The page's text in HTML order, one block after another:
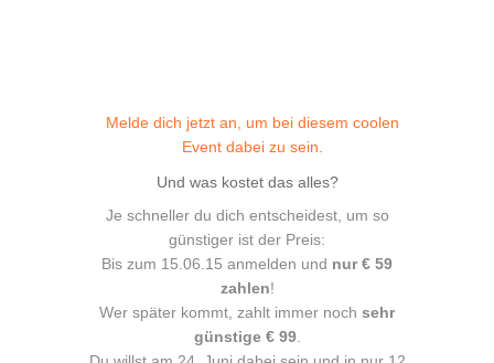
Melde dich jetzt an, um bei diesem coolen
Event dabei zu sein.
Und was kostet das alles?
Je schneller du dich entscheidest, um so
günstiger ist der Preis:
Bis zum 15.06.15 anmelden und nur € 59
zahlen!
Wer später kommt, zahlt immer noch sehr
günstige € 99.